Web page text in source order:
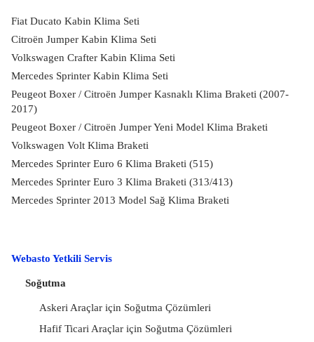
Fiat Ducato Kabin Klima Seti
Citroën Jumper Kabin Klima Seti
Volkswagen Crafter Kabin Klima Seti
Mercedes Sprinter Kabin Klima Seti
Peugeot Boxer / Citroën Jumper Kasnaklı Klima Braketi (2007-
2017)
Peugeot Boxer / Citroën Jumper Yeni Model Klima Braketi
Volkswagen Volt Klima Braketi
Mercedes Sprinter Euro 6 Klima Braketi (515)
Mercedes Sprinter Euro 3 Klima Braketi (313/413)
Mercedes Sprinter 2013 Model Sağ Klima Braketi
Webasto Yetkili Servis
Soğutma
Askeri Araçlar için Soğutma Çözümleri
Hafif Ticari Araçlar için Soğutma Çözümleri